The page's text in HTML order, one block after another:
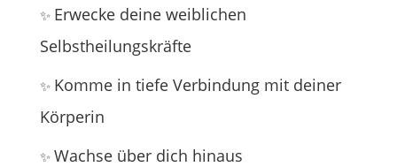
✨ Erwecke deine weiblichen
Selbstheilungskräfte
✨ Komme in tiefe Verbindung mit deiner
Körperin
✨ Wachse über dich hinaus